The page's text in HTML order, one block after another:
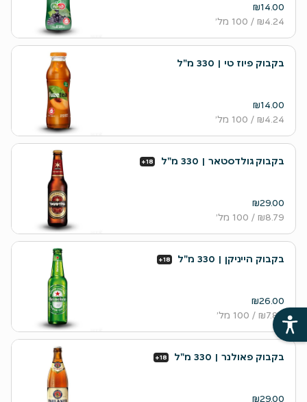
₪14.00
₪4.24 / 100 מל׳
בקבוק פיוז טי | 330 מ"ל
₪14.00
₪4.24 / 100 מל׳
בקבוק גולדסטאר | 330 מ"ל +18
₪29.00
₪8.79 / 100 מל׳
בקבוק הייניקן | 330 מ"ל +18
₪26.00
₪7.88 / 100 מל׳
בקבוק פאולנר | 330 מ"ל +18
₪29.00